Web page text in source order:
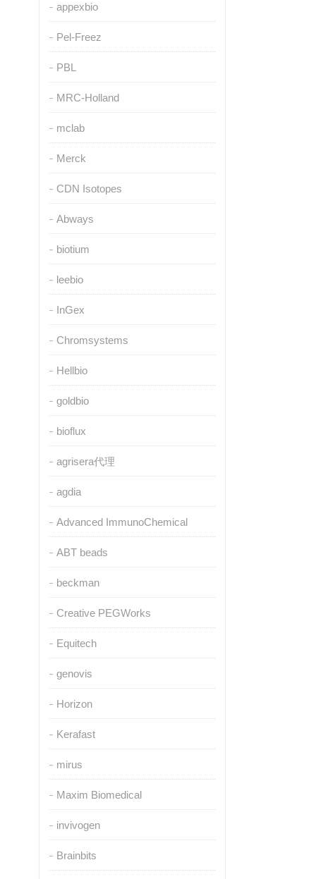
appexbio
Pel-Freez
PBL
MRC-Holland
mclab
Merck
CDN Isotopes
Abways
biotium
leebio
InGex
Chromsystems
Hellbio
goldbio
bioflux
agrisera代理
agdia
Advanced ImmunoChemical
ABT beads
beckman
Creative PEGWorks
Equitech
genovis
Horizon
Kerafast
mirus
Maxim Biomedical
invivogen
Brainbits